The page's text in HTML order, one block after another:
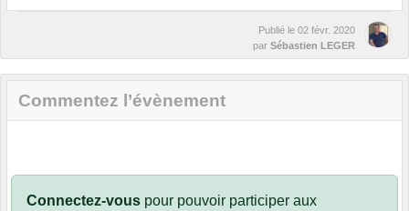
Publié le 02 févr. 2020
par Sébastien LEGER
Commentez l’évènement
Connectez-vous pour pouvoir participer aux